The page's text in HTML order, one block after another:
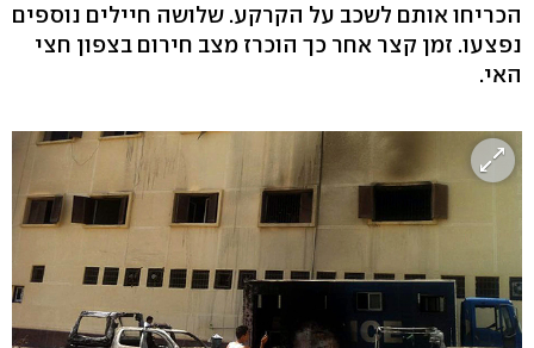
הכריחו אותם לשכב על הקרקע. שלושה חיילים נוספים
נפצעו. זמן קצר אחר כך הוכרז מצב חירום בצפון חצי
האי.